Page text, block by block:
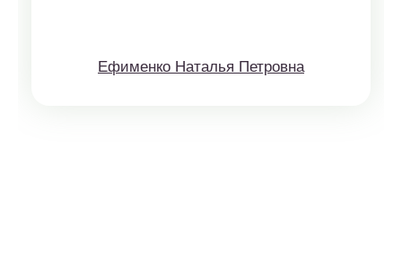
Ефименко Наталья Петровна